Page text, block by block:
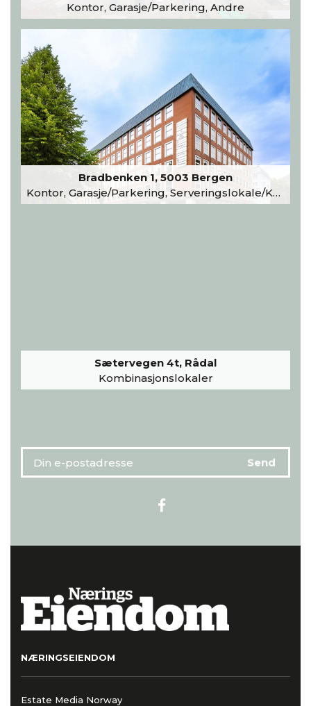
Kontor, Garasje/Parkering, Andre
Bradbenken 1, 5003 Bergen
Kontor, Garasje/Parkering, Serveringslokale/Kantine, Undervisning/Arrangement
Sætervegen 4t, Rådal
Kombinasjonslokaler
NÆRINGSEIENDOM
Estate Media Norway